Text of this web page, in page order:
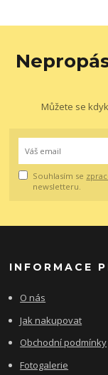
Můžete se
Souhlasím se
newsletteru.
INFORMACE
O nás
Jak nakupovat
Obchodní podmínky
Fotogalerie